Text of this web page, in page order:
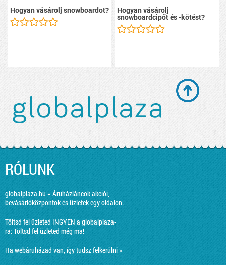
Hogyan vásárolj snowboardot? Hogyan vásárolj
snowboardcipőt és -kötést?
RÓLUNK
globalplaza.hu = Áruházláncok akciói,
bevásárlóközpontok és üzletek egy oldalon.
Töltsd fel üzleted INGYEN a globalplaza-
ra:Töltsd fel üzleted még ma!
Ha webáruházad van, így tudsz felkerülni »